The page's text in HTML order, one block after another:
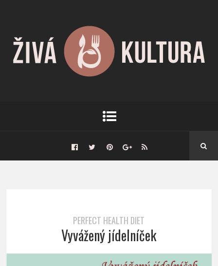
PERFECT HEALTH DIET
Vyvážený jídelníček